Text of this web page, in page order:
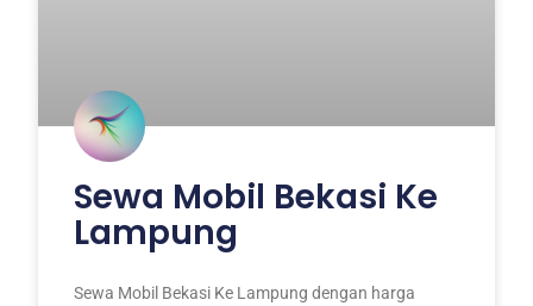
Sewa Mobil Bekasi Ke
Lampung
Sewa Mobil Bekasi Ke Lampung dengan harga